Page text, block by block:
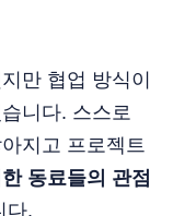
만 협업 방식이
니다. 스스로
지고 프로젝트
동료들의 관점
다.